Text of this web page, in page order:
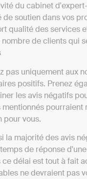
du cabinet
de soutien dans vos
qualité des services
nombre de clients qui
pas uniquement aux
positifs. Prenez
les avis négatifs
pourraient
pour vous.
la majorité des avis
de réponse
ce délai est tout à fait
ne devraient pas